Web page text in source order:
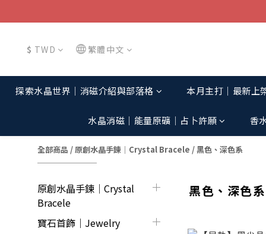
$ TWD 繁體中文
探索水晶世界│消磁介紹與部落格 本月主打│最新上
水晶消磁│能量原礦│占卜許願 香
全部商品 /原創水晶手鍊│Crystal Bracele /黑色、深色系
原創水晶手鍊│Crystal
Bracele
寶石首飾｜Jewelry
黑色、深色系